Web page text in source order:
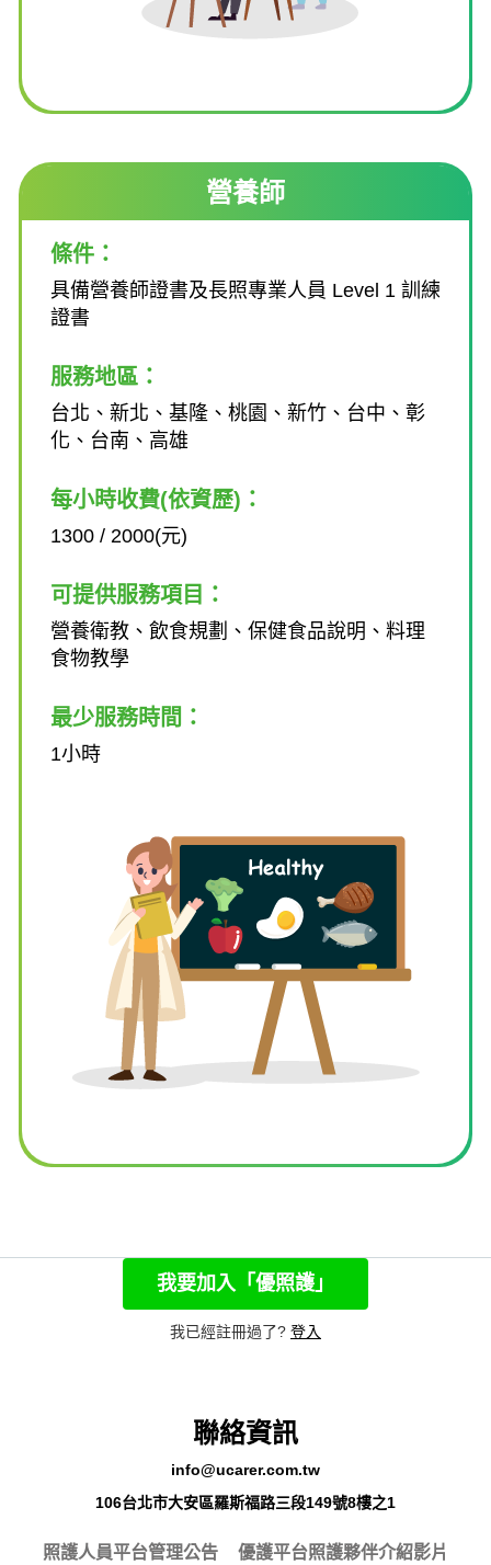
營養師
條件：
具備營養師證書及長照專業人員 Level 1 訓練
證書
服務地區：
台北、新北、基隆、桃園、新竹、台中、彰
化、台南、高雄
每小時收費(依資歷)：
1300 / 2000(元)
可提供服務項目：
營養衛教、飲食規劃、保健食品說明、料理
食物教學
最少服務時間：
1小時
我要加入「優照護」
我已經註冊過了? 登入
聯絡資訊
info@ucarer.com.tw
106台北市大安區羅斯福路三段149號8樓之1
照護人員平台管理公告 優護平台照護夥伴介紹影片